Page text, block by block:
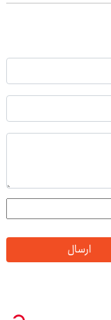
ارسال